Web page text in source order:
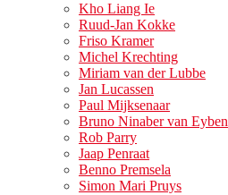
Kho Liang Ie
Ruud-Jan Kokke
Friso Kramer
Michel Krechting
Miriam van der Lubbe
Jan Lucassen
Paul Mijksenaar
Bruno Ninaber van Eyben
Rob Parry
Jaap Penraat
Benno Premsela
Simon Mari Pruys